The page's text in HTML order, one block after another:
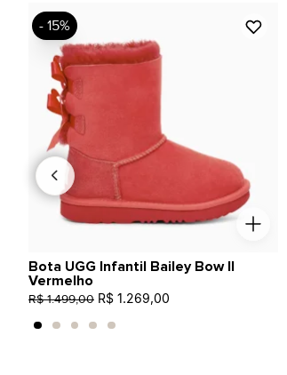
Bota UGG Infantil Bailey Bow II
Vermelho
R$ 1.499,00 R$ 1.269,00
- 15%